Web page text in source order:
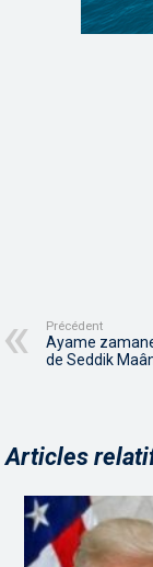
Précédent
Ayame
de Seddik
Articles